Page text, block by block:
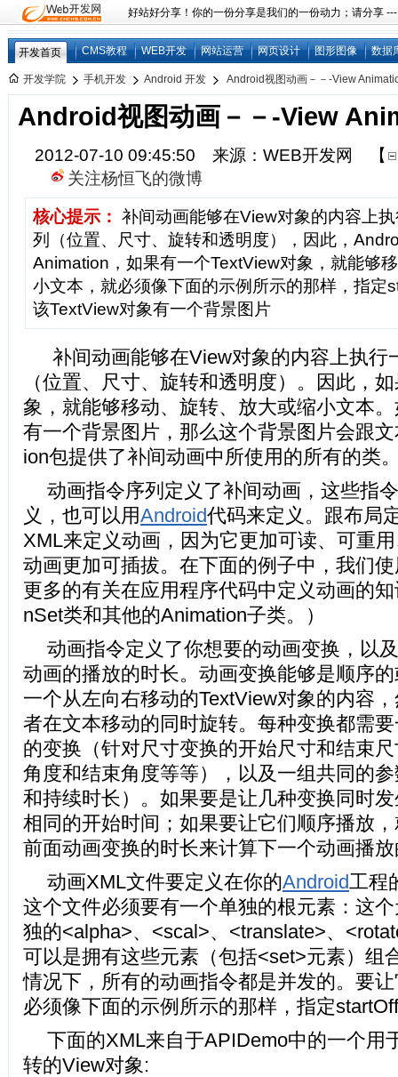
好站好分享！你的一份分享是我们的一份动力；请分享
开发首页 CMS教程 WEB开发 网站运营 网页设计 图形图像 数据
开发学院 手机开发 Android 开发 Android视图动画－－-View
Android视图动画－－-View
2012-07-10 09:45:50 来源：WEB开发网
【
关注杨恒飞的微博
核心提示： 补间动画能够在View对象的内容上
列（位置、尺寸、旋转和透明度），因此，
Animation，如果有一个TextView对象，就能够
小文本，就必须像下面的示例所示的那样，指定
该TextView对象有一个背景图片
补间动画能够在View对象的内容上执行
（位置、尺寸、旋转和透明度）。因此，
象，就能够移动、旋转、放大或缩小文本
有一个背景图片，那么这个背景图片会跟
ion包提供了补间动画中所使用的所有的类
动画指令序列定义了补间动画，这些指
义，也可以用Android代码来定义。跟布局
XML来定义动画，因为它更加可读、可重
动画更加可插拔。在下面的例子中，我们
更多的有关在应用程序代码中定义动画的
nSet类和其他的Animation子类。）
动画指令定义了你想要的动画变换，以
动画的播放的时长。动画变换能够是顺序
一个从左向右移动的TextView对象的内容
者在文本移动的同时旋转。每种变换都需
的变换（针对尺寸变换的开始尺寸和结束
角度和结束角度等等），以及一组共同的
和持续时长）。如果要是让几种变换同时
相同的开始时间；如果要让它们顺序播放
前面动画变换的时长来计算下一个动画播
动画XML文件要定义在你的Android工程
这个文件必须要有一个单独的根元素：这
独的<alpha>、<scal>、<translate>、
可以是拥有这些元素（包括<set>元素）组
情况下，所有的动画指令都是并发的。要
必须像下面的示例所示的那样，指定
下面的XML来自于APIDemo中的一个用
转的View对象: